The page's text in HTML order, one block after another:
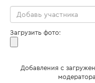
Загрузить фото:
Добавления с